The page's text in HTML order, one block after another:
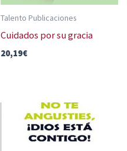
Talento Publicaciones
Cuidados por su gracia
20,19€